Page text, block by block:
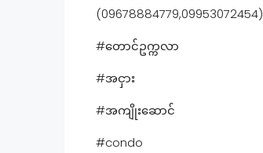
(09678884779,09953072454)
#တောင်ဥက္ကလာ
#အငှား
#အကျိုးဆောင်
#condo